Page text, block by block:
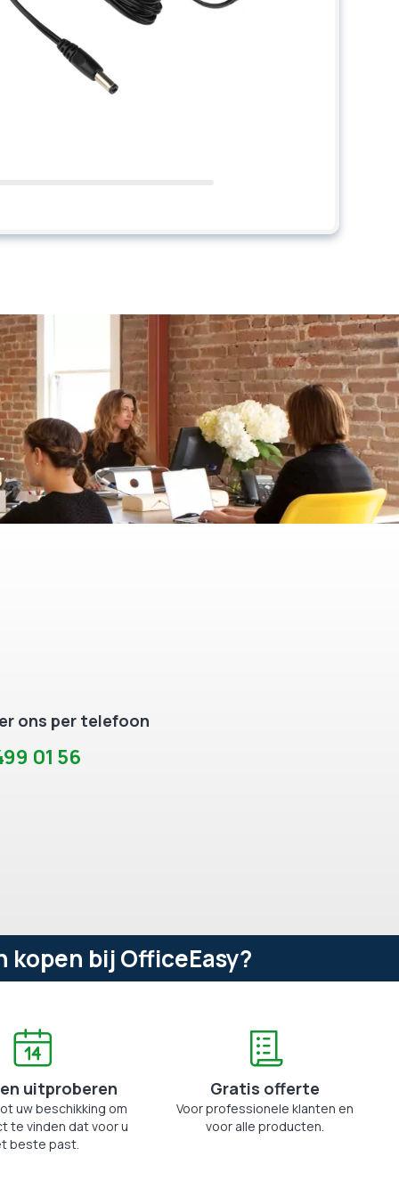
ons per telefoon
01 56
bij OfficeEasy?
uitproberen
uw beschikking om
te vinden dat voor u
beste past.
Gratis offerte
Voor professionele klanten en
voor alle producten.